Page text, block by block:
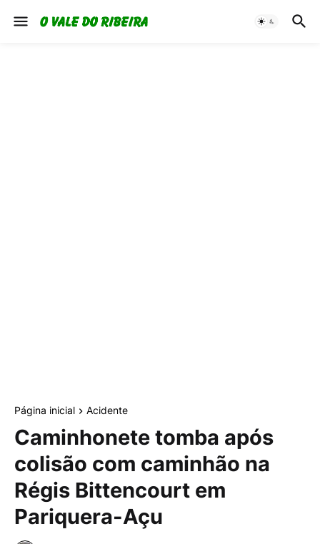
Página inicial Acidente
Caminhonete tomba após
colisão com caminhão na
Régis Bittencourt em
Pariquera-Açu